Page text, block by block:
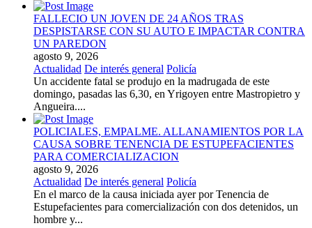
FALLECIO UN JOVEN DE 24 AÑOS TRAS
DESPISTARSE CON SU AUTO E IMPACTAR CONTRA
UN PAREDON
agosto 9, 2026
Actualidad De interés general Policía
Un accidente fatal se produjo en la madrugada de este
domingo, pasadas las 6,30, en Yrigoyen entre Mastropietro y
Angueira....
POLICIALES, EMPALME. ALLANAMIENTOS POR LA
CAUSA SOBRE TENENCIA DE ESTUPEFACIENTES
PARA COMERCIALIZACION
agosto 9, 2026
Actualidad De interés general Policía
En el marco de la causa iniciada ayer por Tenencia de
Estupefacientes para comercialización con dos detenidos, un
hombre y...